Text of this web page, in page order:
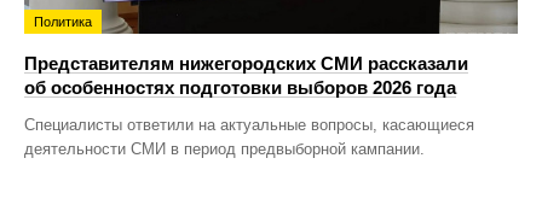
Политика
Представителям нижегородских СМИ рассказали
об особенностях подготовки выборов 2026 года
Специалисты ответили на актуальные вопросы, касающиеся
деятельности СМИ в период предвыборной кампании.